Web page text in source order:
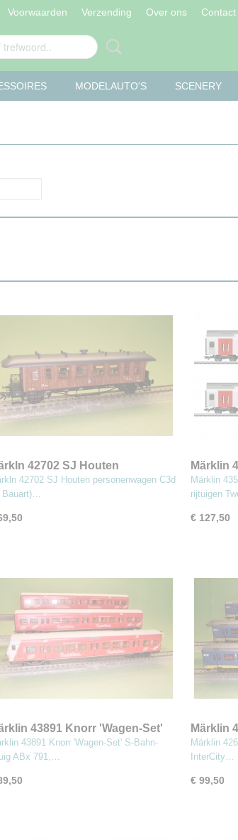
Voorwaarden Verzending Over ons Contact
MODELAUTO'S SCENERY
42702 SJ Houten
42702 SJ Houten personenwagen C3d
Bauart)…
Märklin
Märklin
rijtuigen
€ 127,50
43891 Knorr 'Wagen-Set'
43891 Knorr 'Wagen-Set' S-Bahn-
ABx 791,…
Märklin
set IC+
Märklin
InterCity…
€ 99,50